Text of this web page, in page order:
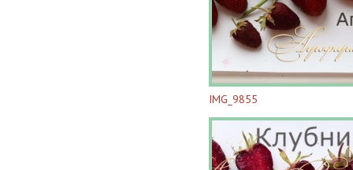
IMG_9855